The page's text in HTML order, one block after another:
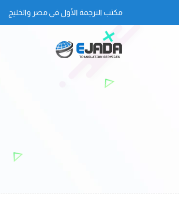
مكتب الترجمة الأول فى مصر والخليج